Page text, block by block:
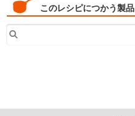
このレシピにつかう製品